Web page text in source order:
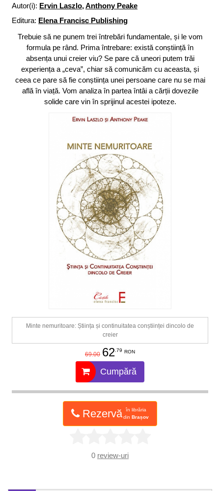
Autor(i): Ervin Laszlo,Anthony Peake
Editura: Elena Francisc Publishing
Trebuie să ne punem trei întrebări fundamentale, și le vom
formula pe rând. Prima întrebare: există conștiință în
absența unui creier viu? Se pare că uneori putem trăi
experiența a „ceva”, chiar să comunicăm cu aceasta, și
ceea ce pare să fie conștiința unei persoane care nu se mai
află în viață. Vom analiza în partea întâi a cărții dovezile
solide care vin în sprijinul acestei ipoteze.
Minte nemuritoare: Știința și continuitatea conștiinței dincolo de
creier
69.00 62.79 RON
Cumpără
Rezervă
în librăria
din Brașov
0 review-uri